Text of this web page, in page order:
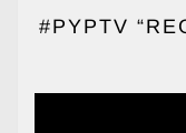
#PYPTV